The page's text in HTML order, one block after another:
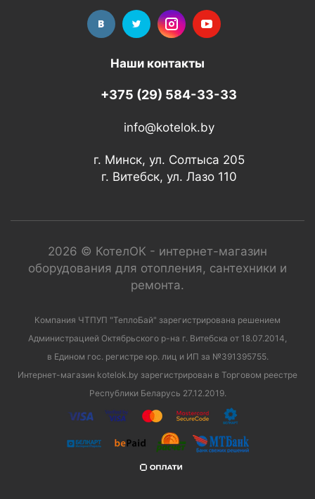
Наши контакты
+375 (29) 584-33-33
info@kotelok.by
г. Минск, ул. Солтыса 205
г. Витебск, ул. Лазо 110
2026 © КотелОК - интернет-магазин
оборудования для отопления, сантехники и
ремонта.
Компания ЧТПУП "ТеплоБай" зарегистрирована решением
Администрацией Октябрьского р-на г. Витебска от 18.07.2014,
в Едином гос. регистре юр. лиц и ИП за №391395755.
Интернет-магазин kotelok.by зарегистрирован в Торговом реестре
Республики Беларусь 27.12.2019.